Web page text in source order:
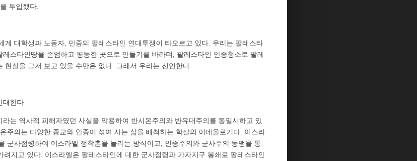
투입했다.
계 대학생과 노동자, 민중의 팔레스타인 연대투쟁이 타오르고 있다. 우리는 팔레스타
스타인땅을 존엄하고 평등한 곳으로 만들기를 바라며, 팔레스타인 인종청소로 팔레
현실을 그저 보고 있을 수만은 없다. 그래서 우리는 선언한다.
대한다
는 역사적 피해자였던 사실을 악용하여 반시온주의와 반유대주의를 동일시하고 있
주의는 다양한 종교와 인종이 섞여 사는 삶을 배척하는 학살의 이데올로기다. 이스라
군사점령하여 이스라엘 정착촌을 늘리는 방식이고, 인종주의와 군사주의 동맹을 통
려지고 있다. 이스라엘은 팔레스타인에 대한 군사점령과 가자지구 봉쇄로 팔레스타인